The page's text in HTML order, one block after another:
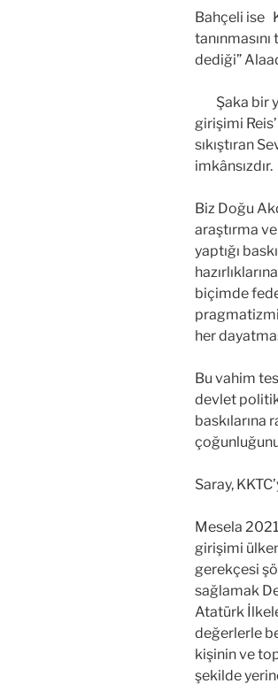
Bahçeli ise
dediği”
Şaka bir
girişimi
sıkıştıran
imkânsızdır.
Biz Doğu
araştırma
yaptığı
biçimde
her
Bu vahim
devlet
baskılarına
Saray,
Mesela
girişimi
gerekçesi
sağlamak
Atatürk
değerlerle
kişinin ve
şekilde